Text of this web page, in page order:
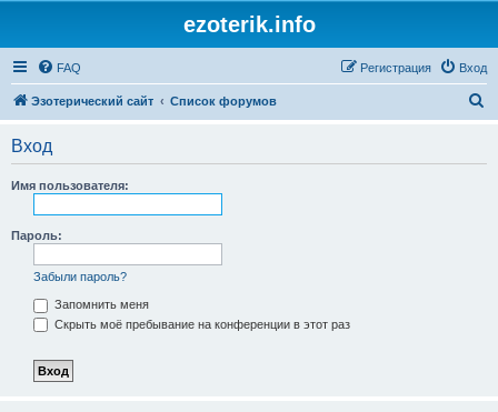
ezoterik.info
FAQ Вход
Регистрация
Эзотерический сайт Список форумов
Вход
Имя пользователя:
Пароль:
Забыли пароль?
Запомнить меня
Скрыть моё пребывание на конференции в этот раз